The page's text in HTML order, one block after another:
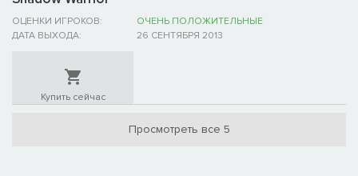
ОЦЕНКИ ИГРОКОВ:
ОЧЕНЬ ПОЛОЖИТЕЛЬНЫЕ
ДАТА ВЫХОДА:
26 СЕНТЯБРЯ 2013
Купить сейчас
Просмотреть все 5